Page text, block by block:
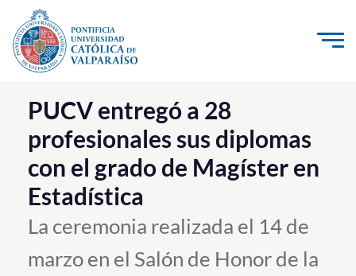
Click acá para ir directamente al contenido
La Universidad
Investigación, Creación e Innovación
PUCV Internacional
Vinculación con el Medio
PUCV entregó a 28
profesionales sus diplomas
con el grado de Magíster en
Estadística
La ceremonia realizada el 14 de
marzo en el Salón de Honor de la